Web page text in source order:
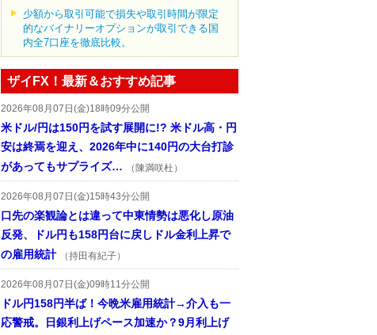
少額から取引可能で損失や取引時間が限定
的なバイナリーオプションが取引できる国
内全7口座を徹底比較。
ザイFX！最新＆おすすめ記事
2026年08月07日(金)18時09分公開
米ドル/円は150円を試す展開に!? 米ドル高・円
安は終焉を迎え、2026年中に140円の大台打診
があってもサプライズ…
（陳満咲杜）
2026年08月07日(金)15時43分公開
口先の楽観論とは違って中東情勢は悪化し原油
反発、ドル円も158円台に戻しドル金利上昇で
の雇用統計
（持田有紀子）
2026年08月07日(金)09時11分公開
ドル円158円半ば！今晩米雇用統計→介入も一
応警戒。日銀利上げペース加速か？9月利上げ